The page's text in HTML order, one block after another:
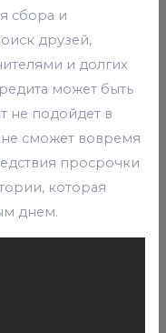
сбора и
друзей,
и долгих
может быть
не подойдет в
не сможет вовремя
просрочки
которая
днем.